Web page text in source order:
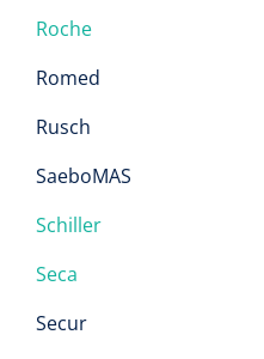
Roche
Romed
Rusch
SaeboMAS
Schiller
Seca
Secur